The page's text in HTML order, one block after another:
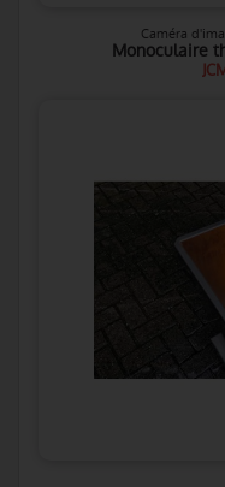
Caméra
Monoculaire